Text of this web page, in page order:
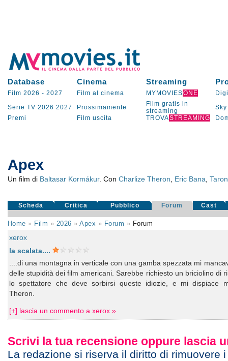
Database Cinema Streaming
Film 2026 - 2027 Film al cinema MYMOVIESONE
Serie TV 2026 2027 Prossimamente
Film gratis in
streaming
Sky
Premi
Film uscita TROVASTREAMING
Apex
Un film di Baltasar Kormákur. Con Charlize Theron Eric Bana
Scheda Critica Pubblico Forum Cast
Home » Film » 2026 »Apex » Forum » Forum
xerox
la scalata....
....di una montagna in verticale con una gamba spezzata mi
delle stupidità dei film americani. Sarebbe richiesto un briciolino di
lo spettatore che deve sorbirsi queste idiozie, e mi dispiace
Theron.
[+] lascia un commento a xerox »
Scrivi la tua recensione oppure lascia
La redazione si riserva il diritto di rimuovere